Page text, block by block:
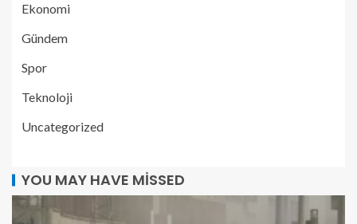
Ekonomi
Gündem
Spor
Teknoloji
Uncategorized
YOU MAY HAVE MISSED